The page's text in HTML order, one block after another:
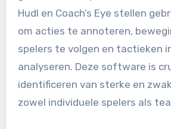
Hudl en Coach’s Eye stellen
om acties te annoteren,
spelers te volgen en tactieken
analyseren. Deze software is
identificeren van sterke en
zowel individuele spelers als